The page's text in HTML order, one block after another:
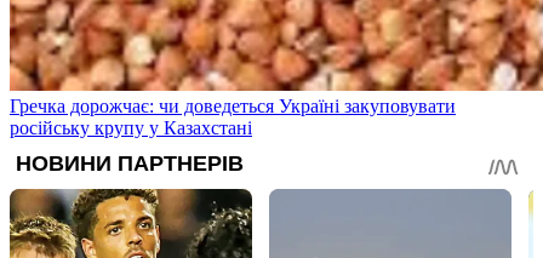
Гречка дорожчає: чи доведеться Україні закуповувати
російську крупу у Казахстані